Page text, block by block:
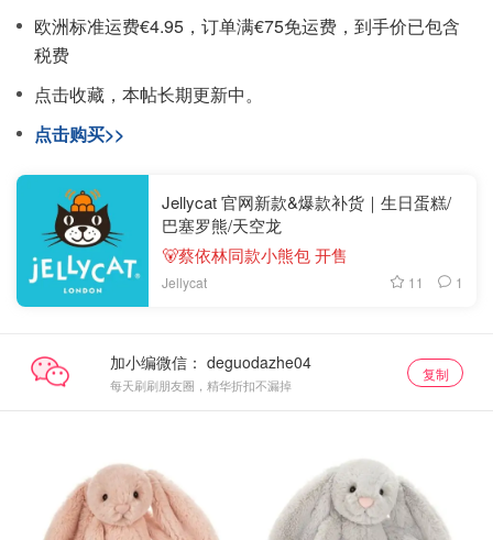
欧洲标准运费€4.95，订单满€75免运费，到手价已包含
税费
点击收藏，本帖长期更新中。
点击购买>>
Jellycat 官网新款&爆款补货｜生日蛋糕/
巴塞罗熊/天空龙
🐻蔡依林同款小熊包 开售
Jellycat 11 1
加小编微信：
每天刷刷朋友圈，精华折扣不漏掉
复制